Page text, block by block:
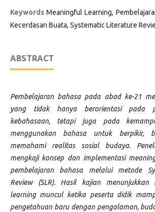
Keywords Meaningful Learning,
Kecerdasan Buata, Systematic Literature
ABSTRACT
Pembelajaran bahasa pada abad ke-21
yang tidak hanya berorientasi pada
kebahasaan, tetapi juga pada
menggunakan bahasa untuk berpikir,
memahami realitas sosial budaya.
mengkaji konsep dan implementasi
pembelajaran bahasa melalui metode
Review (SLR). Hasil kajian menunjukkan
learning muncul ketika peserta didik
pengetahuan baru dengan pengalaman,